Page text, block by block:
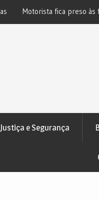
após acidente na
Pedrão
Justiça e Segurança